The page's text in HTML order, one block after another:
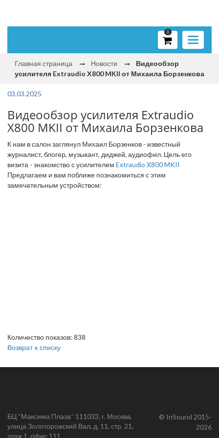
Toggle
0
Главная страница Новости
Видеообзор
усилителя Extraudio X800 MKII от Михаила Борзенкова
03.03.2025
Видеообзор усилителя Extraudio
X800 MKII от Михаила Борзенкова
К нам в салон заглянул Михаил Борзенков - известный
журналист, блогер, музыкант, диджей, аудиофил. Цель его
визита - знакомство с усилителем Extraudio X800 MKII
Предлагаем и вам поближе познакомиться с этим
замечательным устройством:
Количество показов: 838
Возврат к списку
БЦ “Максима Плаза“ 111033, г. Москва,
улица Золоторожский Вал, д. 11, стр. 21,
этаж 1, офис 111
© InSound 2015-
2026